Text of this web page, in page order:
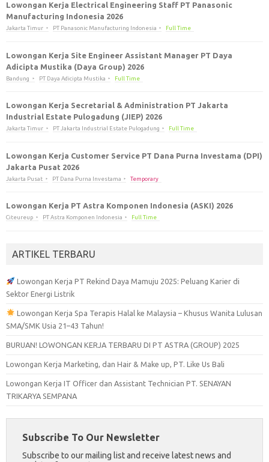
Lowongan Kerja Electrical Engineering Staff PT Panasonic
Manufacturing Indonesia 2026
Jakarta Timur PT Panasonic Manufacturing Indonesia Full Time
Lowongan Kerja Site Engineer Assistant Manager PT Daya
Adicipta Mustika (Daya Group) 2026
Bandung PT Daya Adicipta Mustika Full Time
Lowongan Kerja Secretarial & Administration PT Jakarta
Industrial Estate Pulogadung (JIEP) 2026
Jakarta Timur PT Jakarta Industrial Estate Pulogadung Full Time
Lowongan Kerja Customer Service PT Dana Purna Investama (DPI)
Jakarta Pusat 2026
Jakarta Pusat PT Dana Purna Investama Temporary
Lowongan Kerja PT Astra Komponen Indonesia (ASKI) 2026
Citeureup PT Astra Komponen Indonesia Full Time
ARTIKEL TERBARU
Lowongan Kerja PT Rekind Daya Mamuju 2025: Peluang Karier di
Sektor Energi Listrik
Lowongan Kerja Spa Terapis Halal ke Malaysia – Khusus Wanita Lulusan
SMA/SMK Usia 21–43 Tahun!
BURUAN! LOWONGAN KERJA TERBARU DI PT ASTRA (GROUP) 2025
Lowongan Kerja Marketing, dan Hair & Make up, PT. Like Us Bali
Lowongan Kerja IT Officer dan Assistant Technician PT. SENAYAN
TRIKARYA SEMPANA
Subscribe To Our Newsletter
Subscribe to our mailing list and receive latest news and